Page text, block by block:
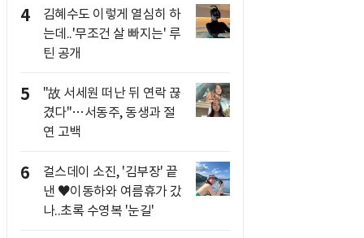
4
김혜수도 이렇게 열심히 하
는데..'무조건 살 빠지는' 루
틴 공개
5
"故 서세원 떠난 뒤 연락 끊
겼다"…서동주, 동생과 절
연 고백
6
걸스데이 소진, '김부장' 끝
낸 ♥이동하와 여름휴가 갔
나..초록 수영복 '눈길'